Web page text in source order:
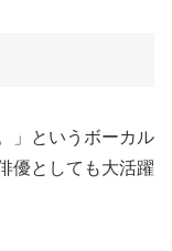
」というボーカル
優としても大活躍